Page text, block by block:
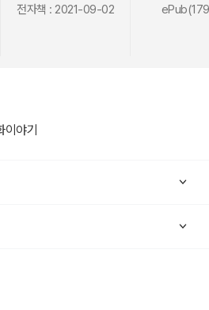
아직까지 정식으로 정신병원을 소재로 한
었다는 이야기를 아내인 주아에게 한
문에 재빈이 다치게 되고 주아는 어머니
두려운 생각에 도망을 치려고 한다. 하
전자책 : 2021-09-02
야기